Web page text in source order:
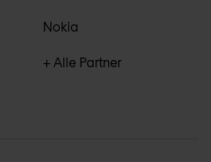
Nokia
+ Alle Partner